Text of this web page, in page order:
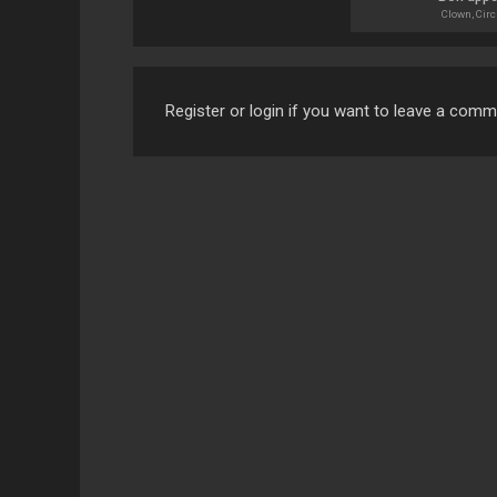
Clown,
Register or login if you want to leave a